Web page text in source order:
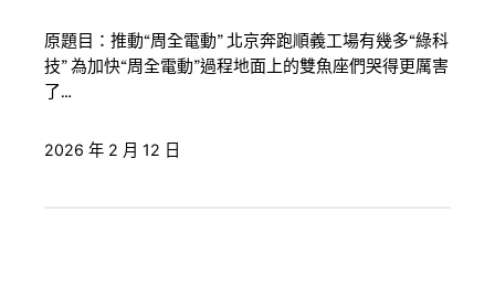
原題目：推動“周全電動” 北京奔跑順義工場有幾多“綠科
技” 為加快“周全電動”過程地面上的雙魚座們哭得更厲害
了…
2026 年 2 月 12 日